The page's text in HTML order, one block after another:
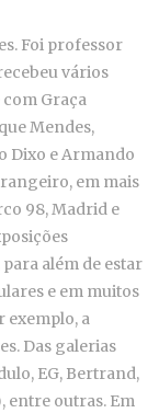
Foi professor
vários
Graça
Mendes,
Dixo e Armando
em mais
98, Madrid e
além de estar
e em muitos
exemplo, a
Das galerias
EG, Bertrand,
entre outras. Em